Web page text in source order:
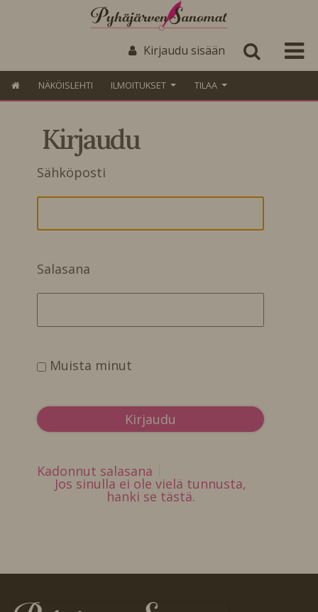
Kirjaudu sisään
NÄKÖISLEHTI ILMOITUKSET TILAA
Kirjaudu
Sähköposti
Salasana
Muista minut
Kadonnut salasana
Jos sinulla ei ole vielä tunnusta,
hanki se tästä.